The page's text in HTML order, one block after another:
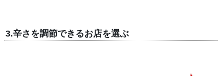
3.辛さを調節できるお店を選ぶ